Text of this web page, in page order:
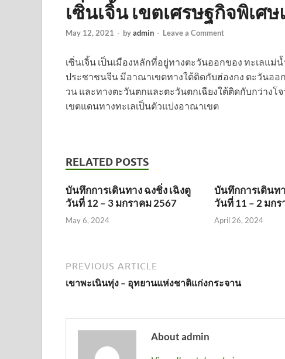
เซิ่นเจิ้น เขตเศรษฐกิจพิเศ
May 12, 2021 - byadmin - Leave a Comment
เซิ่นเจิ้น เป็นเมืองหลักที่อยู่ทางตะวันออกของ ทะเลแ
ประชาชนจีน มีอาณาเขตทางใต้ติดกับฮ่องกง ตะวันออ
วน และทางตะวันตกและตะวันตกเฉียงใต้ติดกับกว่างโ
เขตแดนทางทะเลเป็นตัวแบ่งอาณาเขต
RELATED POSTS
บันทึกการเดินทาง ฉงชิ่ง เฉิงตู
วันที่ 12 – 3 มกราคม 2567
May 6, 2024
บันทึกการเดินท
วันที่ 11 – 2 มก
April 26, 2024
PREVIOUS ARTICLE
เขาพะเนินทุ่ง – อุทยานแห่งชาติแก่งกระจาน
About admin